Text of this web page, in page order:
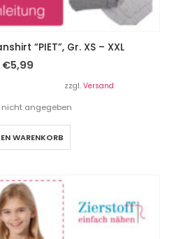
“PIET”, Gr. XS – XXL
€5,99
zzgl. Versand
nicht angegeben
WARENKORB